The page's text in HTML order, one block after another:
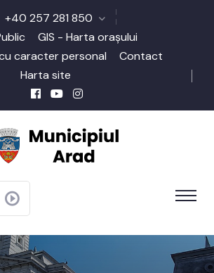
+40 257 281 850
GIS - Harta orașului
caracter personal
Contact
Harta site